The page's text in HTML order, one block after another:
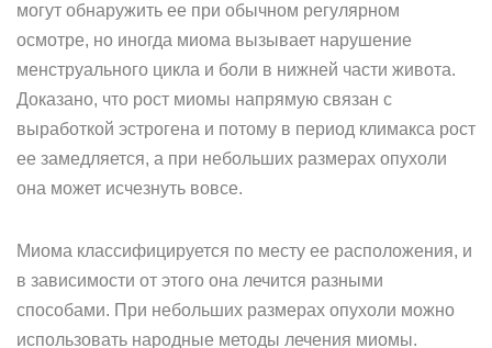
могут обнаружить ее при обычном регулярном
осмотре, но иногда миома вызывает нарушение
менструального цикла и боли в нижней части живота.
Доказано, что рост миомы напрямую связан с
выработкой эстрогена и потому в период климакса рост
ее замедляется, а при небольших размерах опухоли
она может исчезнуть вовсе.
Миома классифицируется по месту ее расположения, и
в зависимости от этого она лечится разными
способами. При небольших размерах опухоли можно
использовать народные методы лечения миомы.